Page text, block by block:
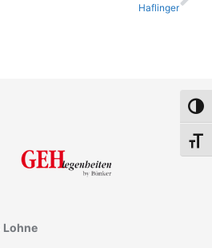
Haflinger
Lohne